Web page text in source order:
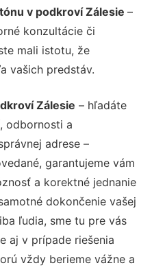
v podkroví Zálesie –
konzultácie či
mali istotu, že
vašich predstáv.
Zálesie – hľadáte
odbornosti a
adrese –
garantujeme vám
a korektné jednanie
dokončenie vašej
ľudia, sme tu pre vás
aj v prípade riešenia
vždy berieme vážne a